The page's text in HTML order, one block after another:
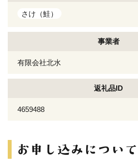
さけ（鮭）
事業者
有限会社北水
返礼品ID
4659488